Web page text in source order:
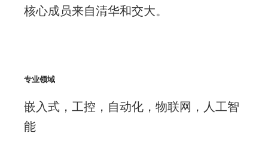
核心成员来自清华和交大。
专业领域
嵌入式，工控，自动化，物联网，人工智
能